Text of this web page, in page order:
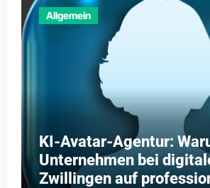
Allgemein
KI-Avatar-Agentur:
Unternehmen bei
Zwillingen auf